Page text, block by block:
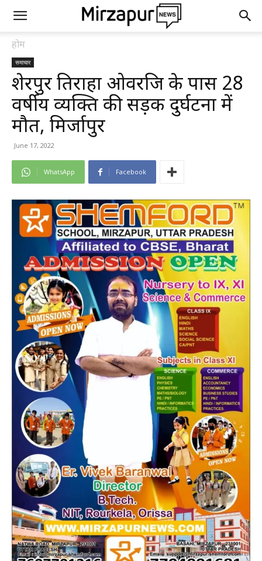
होम
समाचार
शेरपुर तिराहा ओवरब्रिज के पास 28
वर्षीय व्यक्ति की सड़क दुर्घटना में
मौत, मिर्जापुर
June 17, 2022
WhatsApp Facebook